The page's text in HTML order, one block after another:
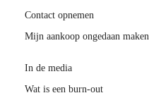
Contact opnemen
Mijn aankoop ongedaan maken
In de media
Wat is een burn-out